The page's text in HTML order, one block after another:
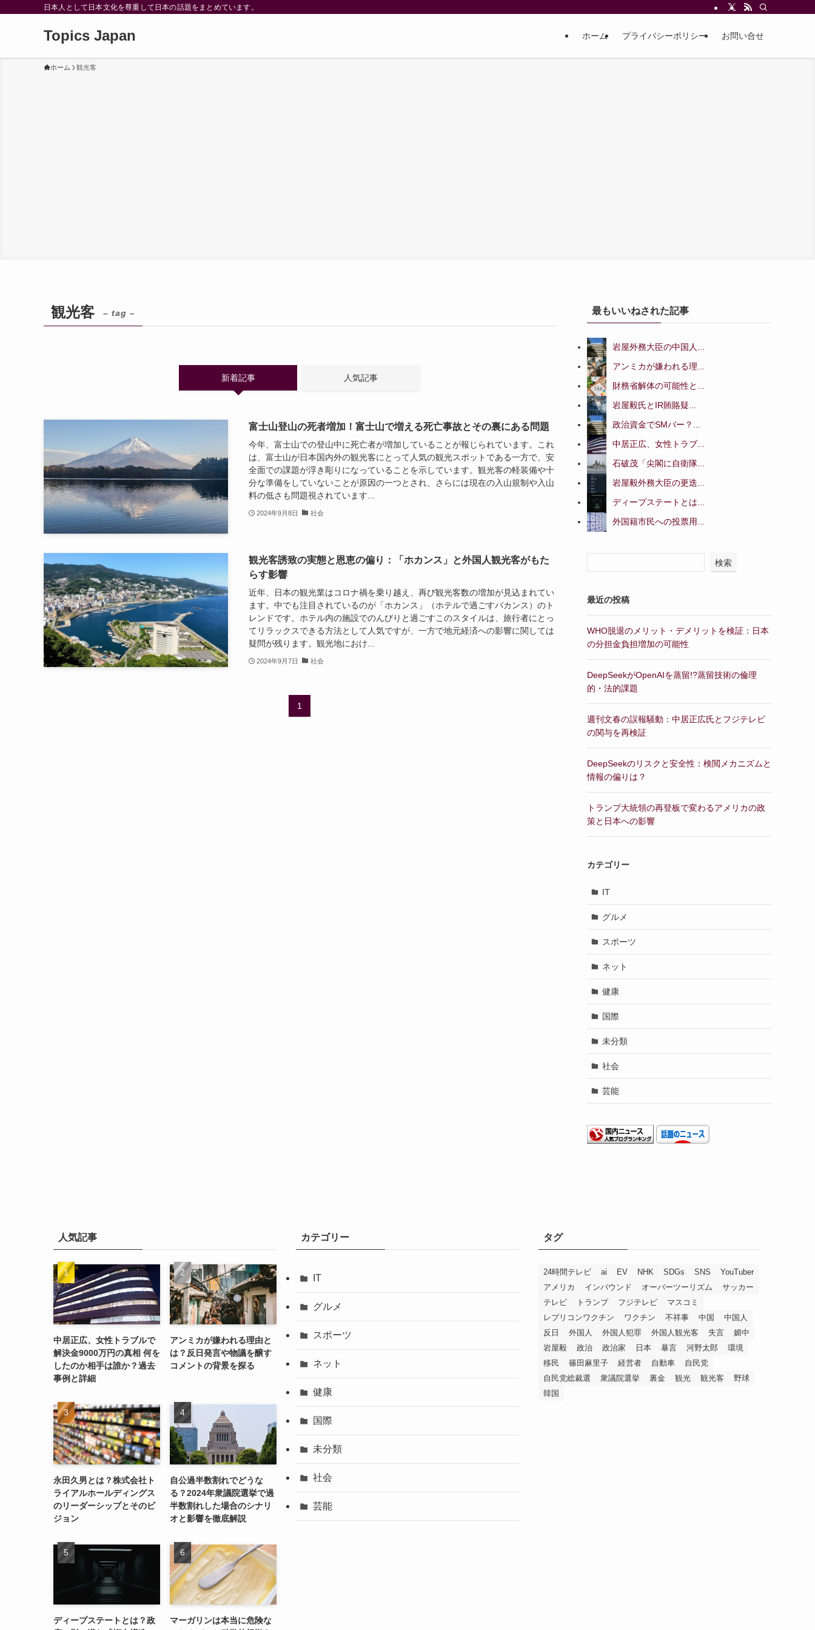
日本人として日本文化を尊重して日本の話題をまとめています。
Topics Japan ホーム プライバシーポリシー お問い合せ
ホーム 観光客
観光客 – tag –
新着記事 人気記事
富士山登山の死者増加！富士山で増える死亡事故とその裏にある問題
今年、富士山での登山中に死亡者が増加していることが報じられています。これ
は、富士山が日本国内外の観光客にとって人気の観光スポットである一方で、安
全面での課題が浮き彫りになっていることを示しています。観光客の軽装備や十
分な準備をしていないことが原因の一つとされ、さらには現在の入山規制や入山
料の低さも問題視されています...
2024年9月8日 社会
観光客誘致の実態と恩恵の偏り：「ホカンス」と外国人観光客がもた
らす影響
近年、日本の観光業はコロナ禍を乗り越え、再び観光客数の増加が見込まれてい
ます。中でも注目されているのが「ホカンス」（ホテルで過ごすバカンス）のト
レンドです。ホテル内の施設でのんびりと過ごすこのスタイルは、旅行者にとっ
てリラックスできる方法として人気ですが、一方で地元経済への影響に関しては
疑問が残ります。観光地におけ...
2024年9月7日 社会
1
最もいいねされた記事
岩屋外務大臣の中国人...
アンミカが嫌われる理...
財務省解体の可能性と...
岩屋毅氏とIR賄賂疑...
政治資金でSMバー？...
中居正広、女性トラブ...
石破茂「尖閣に自衛隊...
岩屋毅外務大臣の更迭...
ディープステートとは...
外国籍市民への投票用...
検索
最近の投稿
WHO脱退のメリット・デメリットを検証：日本
の分担金負担増加の可能性
DeepSeekがOpenAIを蒸留!?蒸留技術の倫理
的・法的課題
週刊文春の誤報騒動：中居正広氏とフジテレビ
の関与を再検証
DeepSeekのリスクと安全性：検閲メカニズムと
情報の偏りは？
トランプ大統領の再登板で変わるアメリカの政
策と日本への影響
カテゴリー
IT
グルメ
スポーツ
ネット
健康
国際
未分類
社会
芸能
人気記事
中居正広、女性トラブルで
解決金9000万円の真相 何を
したのか相手は誰か？過去
事例と詳細
アンミカが嫌われる理由と
は？反日発言や物議を醸す
コメントの背景を探る
永田久男とは？株式会社ト
ライアルホールディングス
のリーダーシップとそのビ
ジョン
自公過半数割れでどうな
る？2024年衆議院選挙で過
半数割れした場合のシナリ
オと影響を徹底解説
ディープステートとは？政
マーガリンは本当に危険な
カテゴリー
IT
グルメ
スポーツ
ネット
健康
国際
未分類
社会
芸能
タグ
24時間テレビ ai EV NHK SDGs SNS
YouTuber
アメリカ
インバウンド オーバーツーリズム
サッカー
テレビ
トランプ フジテレビ
マスコミ
レプリコンワクチン
ワクチン 不祥事 中国
中国人
反日
外国人 外国人犯罪 外国人観光客 失言
媚中
岩屋毅
政治 政治家 日本 暴言 河野太郎
環境
移民
篠田麻里子 経営者 自動車
自民党
自民党総裁選
衆議院選挙 裏金 観光 観光客
野球
韓国